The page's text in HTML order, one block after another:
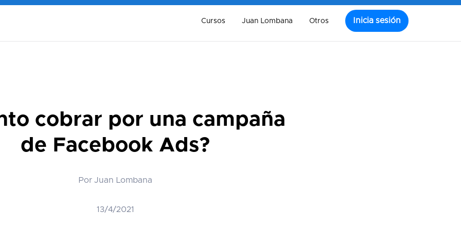
cobrar por una campaña
de Facebook Ads?
Por Juan Lombana
13/4/2021
Cursos Juan Lombana Otros Inicia sesión